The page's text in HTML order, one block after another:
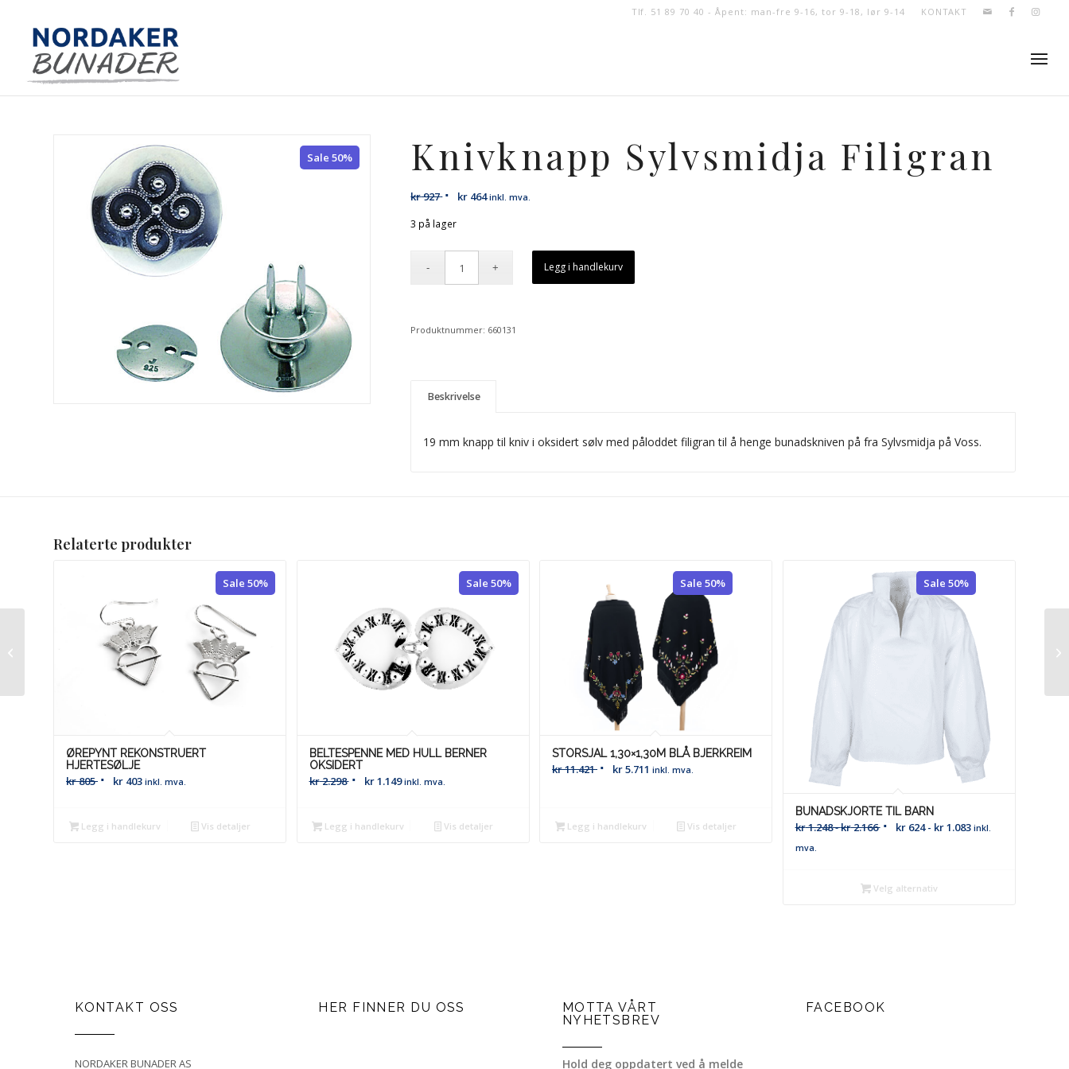
KONTAKT
Tlf. 51 89 70 40 - Åpent: man-fre 9-16, tor 9-18, lør 9-14
Sale 50% Knivknapp Sylvsmidja Filigran
kr927 kr 464 inkl. mva.
3 på lager
Legg i handlekurv
Produktnummer: 660131
Beskrivelse
19 mm knapp til kniv i oksidert sølv med påloddet filigran til å henge bunadskniven på fra Sylvsmidja på Voss.
Relaterte produkter
Sale 50%
ØREPYNT REKONSTRUERT
HJERTESØLJE
kr805 kr 403 inkl. mva.
Legg i handlekurv Vis detaljer
Sale 50%
BELTESPENNE MED HULL BERNER
OKSIDERT
kr2.298 kr1.149 inkl. mva.
Legg i handlekurv Vis detaljer
Sale 50%
STORSJAL 1,30×1,30M BLÅ BJERKREIM
kr11.421 kr5.711 inkl. mva.
Legg i handlekurv Vis detaljer
Sale 50%
BUNADSKJORTE TIL BARN
kr1.248-kr2.166 kr624- kr1.083 inkl.
mva.
Velg alternativ
KONTAKT OSS
NORDAKER BUNADER AS
HER FINNER DU OSS
MOTTA VÅRT
NYHETSBREV
Hold deg oppdatert ved å melde
FACEBOOK
Skjortepose stor